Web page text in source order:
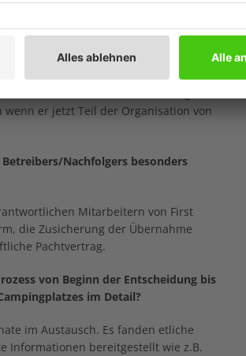
engeren Auswahl. First Camp hat
am meisten entsprochen. Wir
besucht. Die Plätze waren sehr
Personal- und Betriebsführung
er jetzt Teil der Organisation von
Nachfolgers besonders
Mitarbeitern von First
die Zusicherung der Übernahme
Pachtvertrag.
von Beginn der Entscheidung bis
im Detail?
im Austausch. Es fanden etliche
Informationen bereitgestellt wie z.B.